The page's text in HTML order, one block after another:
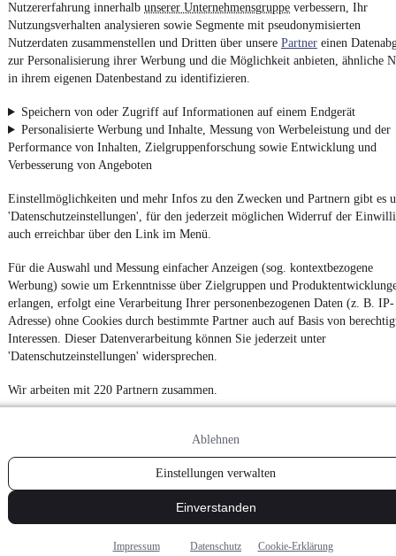
Nutzererfahrung innerhalb unserer Unternehmensgruppe verbessern, Ihr
Nutzungsverhalten analysieren sowie Segmente mit pseudonymisierten
Nutzerdaten zusammenstellen und Dritten über unsere Partner einen
zur Personalisierung ihrer Werbung und die Möglichkeit anbieten, ähnliche
in ihrem eigenen Datenbestand zu identifizieren.
Speichern von oder Zugriff auf Informationen auf einem Endgerät
Personalisierte Werbung und Inhalte, Messung von Werbeleistung und der
Performance von Inhalten, Zielgruppenforschung sowie Entwicklung und
Verbesserung von Angeboten
Einstellmöglichkeiten und mehr Infos zu den Zwecken und Partnern gibt es
'Datenschutzeinstellungen', für den jederzeit möglichen Widerruf der
auch erreichbar über den Link im Menü.
Für die Auswahl und Messung einfacher Anzeigen (sog. kontextbezogene
Werbung) sowie um Erkenntnisse über Zielgruppen und
erlangen, erfolgt eine Verarbeitung Ihrer personenbezogenen Daten (z. B. IP-
Adresse) ohne Cookies durch bestimmte Partner auch auf Basis von
Interessen. Dieser Datenverarbeitung können Sie jederzeit unter
'Datenschutzeinstellungen' widersprechen.
Wir arbeiten mit 220 Partnern zusammen.
Ablehnen
Einstellungen verwalten
Einverstanden
Impressum Datenschutz Cookie-Erklärung
Powered by
Noch mehrneue Autosunterschiedlicher Marken, auch als